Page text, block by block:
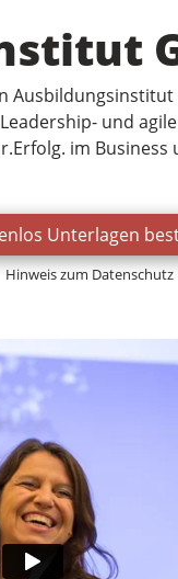
und
im Business
Unterlagen
Hinweis zum Datenschutz